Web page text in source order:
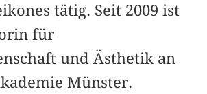
tätig. Seit 2009 ist
für
und Ästhetik an
Münster.